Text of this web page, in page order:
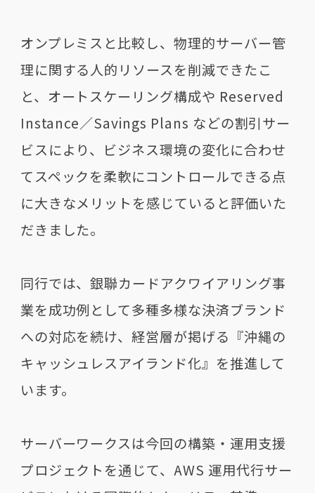
オンプレミスと比較し、物理的サーバー管
理に関する人的リソースを削減できたこ
と、オートスケーリング構成や Reserved
Instance／Savings Plans などの割引サー
ビスにより、ビジネス環境の変化に合わせ
てスペックを柔軟にコントロールできる点
に大きなメリットを感じていると評価いた
だきました。
同行では、銀聯カードアクワイアリング事
業を成功例として多種多様な決済ブランド
への対応を続け、経営層が掲げる『沖縄の
キャッシュレスアイランド化』を推進して
います。
サーバーワークスは今回の構築・運用支援
プロジェクトを通じて、AWS 運用代行サー